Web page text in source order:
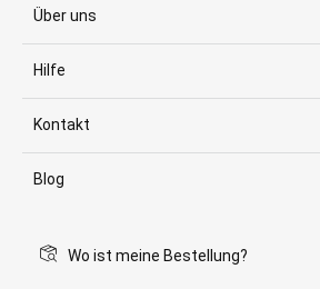
Über uns
Hilfe
Kontakt
Blog
Wo ist meine Bestellung?